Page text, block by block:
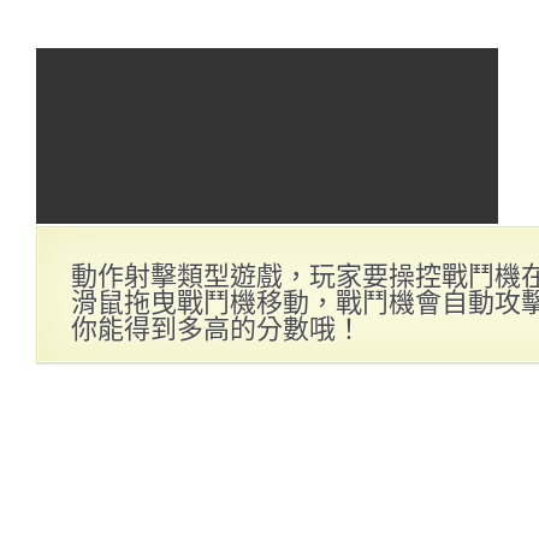
動作射擊類型遊戲，玩家要操控戰鬥機
滑鼠拖曳戰鬥機移動，戰鬥機會自動攻
你能得到多高的分數哦！